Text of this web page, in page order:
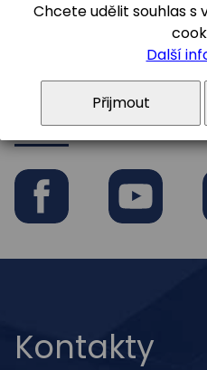
Sledujte
#gymceska
Kontakty
Chcete udělit souhlas s
Další
Přijmout